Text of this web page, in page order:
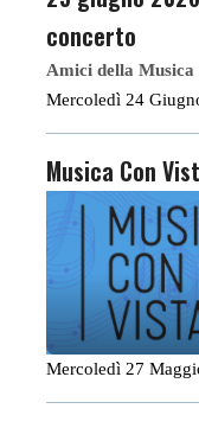
concerto
Amici della Musica
Mercoledì 24
Musica Con
Mercoledì 27